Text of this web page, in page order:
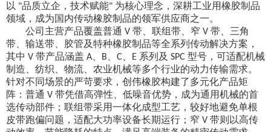
以 "品质立企，技术赋能" 为核心理念，深耕工业用橡胶制品
领域，成为国内传动橡胶制品的领军供应商之一。
公司主营产品覆盖普通 V 带、联组带、窄 V 带、三角
带、输送带、胶管及特种橡胶制品等全系列传动解决方案，
其中 V 带产品涵盖 A B C E 系列及 SPC 型号，可适配机械
制造、纺织、物流、农业机械等多个行业的动力传输需求。
针对不同场景的严苛要求，创伟橡胶构建了多元化产品矩
阵：普通 V 带凭借高弹性、低噪音优势，成为通用机械的首
选传动部件；联组带采用一体化成型工艺， 较好地避免单根
皮带跑偏问题，适配大功率设备长期运行；窄 V 带则以高传